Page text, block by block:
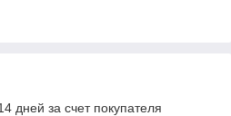
дней за счет покупателя